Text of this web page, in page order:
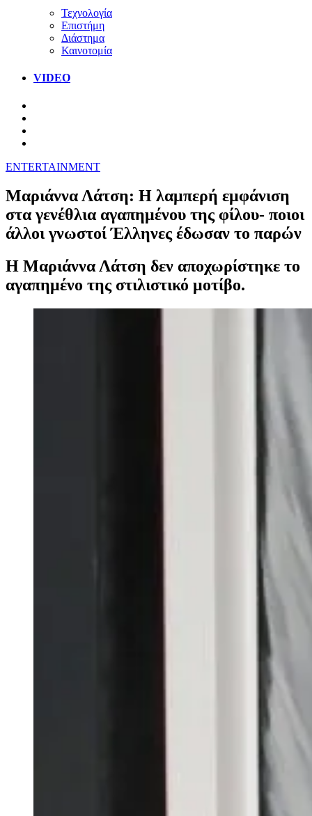
Τεχνολογία
Επιστήμη
Διάστημα
Καινοτομία
VIDEO
ENTERTAINMENT
Μαριάννα Λάτση: Η λαμπερή εμφάνιση
στα γενέθλια αγαπημένου της φίλου- ποιοι
άλλοι γνωστοί Έλληνες έδωσαν το παρών
Η Μαριάννα Λάτση δεν αποχωρίστηκε το
αγαπημένο της στιλιστικό μοτίβο.